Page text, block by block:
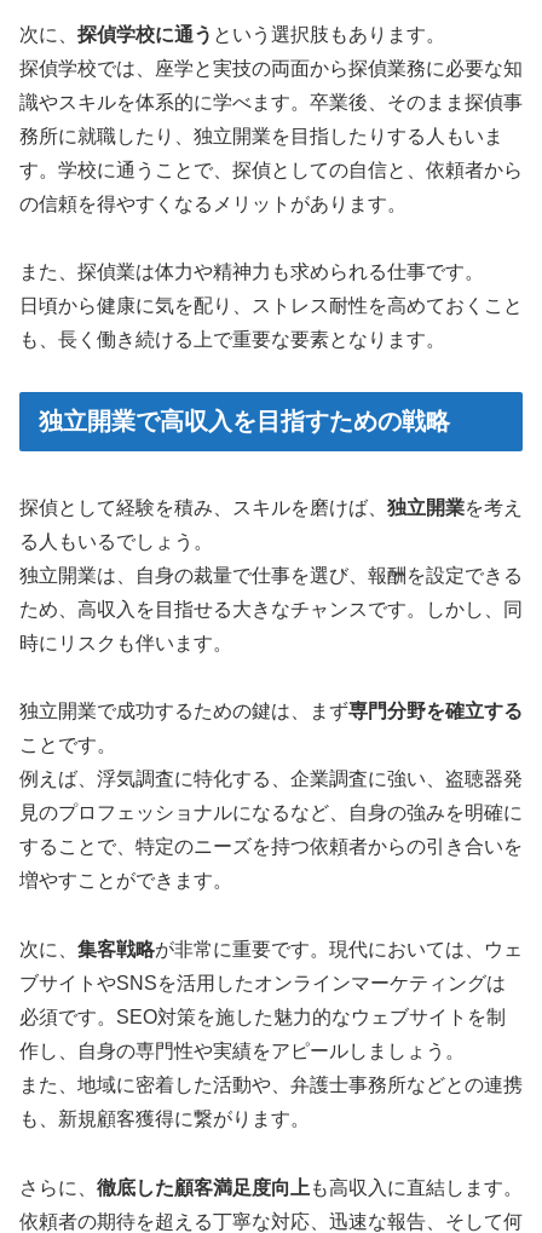
次に、 探偵学校に通う という選択肢もあります。
探偵学校では、座学と実技の両面から探偵業務に必要な知
識やスキルを体系的に学べます。卒業後、そのまま探偵事
務所に就職したり、独立開業を目指したりする人もいま
す。学校に通うことで、探偵としての自信と、依頼者から
の信頼を得やすくなるメリットがあります。
また、探偵業は体力や精神力も求められる仕事です。
日頃から健康に気を配り、ストレス耐性を高めておくこと
も、長く働き続ける上で重要な要素となります。
独立開業で高収入を目指すための戦略
探偵として経験を積み、スキルを磨けば、 独立開業を考え
る人もいるでしょう。
独立開業は、自身の裁量で仕事を選び、報酬を設定できる
ため、高収入を目指せる大きなチャンスです。しかし、同
時にリスクも伴います。
独立開業で成功するための鍵は、まず専門分野を確立する
ことです。
例えば、浮気調査に特化する、企業調査に強い、盗聴器発
見のプロフェッショナルになるなど、自身の強みを明確に
することで、特定のニーズを持つ依頼者からの引き合いを
増やすことができます。
次に、 集客戦略が非常に重要です。現代においては、ウェ
ブサイトやSNSを活用したオンラインマーケティングは
必須です。SEO対策を施した魅力的なウェブサイトを制
作し、自身の専門性や実績をアピールしましょう。
また、地域に密着した活動や、弁護士事務所などとの連携
も、新規顧客獲得に繋がります。
さらに、 徹底した顧客満足度向上 も高収入に直結します。
依頼者の期待を超える丁寧な対応、迅速な報告、そして何